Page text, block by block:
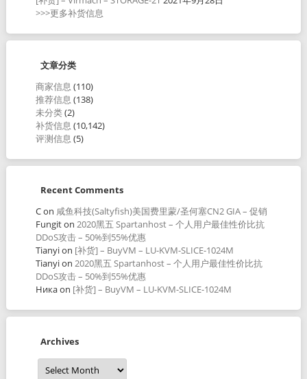
>>>更多补货信息
文章分类
商家信息 (110)
推荐信息 (138)
未分类(2)
补货信息 (10,142)
评测信息 (5)
Recent Comments
Con 咸鱼科技(Saltyfish)美国费里蒙/圣何塞CN2 GIA – 促销
Fungiton 2020黑五 Spartanhost – 个人用户最佳性价比抗
DDoS攻击 – 50%到55%优惠
Tianyion [补货] – BuyVM – LU-KVM-SLICE-1024M
Tianyion 2020黑五 Spartanhost – 个人用户最佳性价比抗
DDoS攻击 – 50%到55%优惠
Никаon [补货] – BuyVM – LU-KVM-SLICE-1024M
Archives
Archives